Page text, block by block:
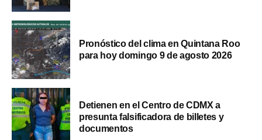
Pronóstico del clima en Quintana Roo
para hoy domingo 9 de agosto 2026
Detienen en el Centro de CDMX a
presunta falsificadora de billetes y
documentos